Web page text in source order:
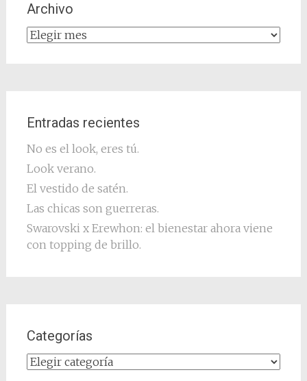
Archivo
Archivo
Entradas recientes
No es el look, eres tú.
Look verano.
El vestido de satén.
Las chicas son guerreras.
Swarovski x Erewhon: el bienestar ahora viene
con topping de brillo.
Categorías
Categorías